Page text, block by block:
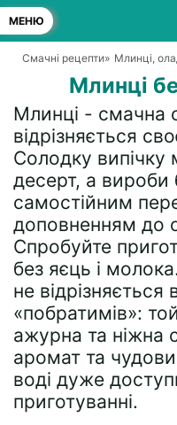
МЕНЮ
Смачні рецепти» Млинці,
Млинці
Млинці - смачна
відрізняється
Солодку
десерт, а вироби
самостійним
доповненням до
Спробуйте
без яєць і
не відрізняється
«побратимів»:
ажурна та ніжна
аромат та
воді дуже
приготуванні.